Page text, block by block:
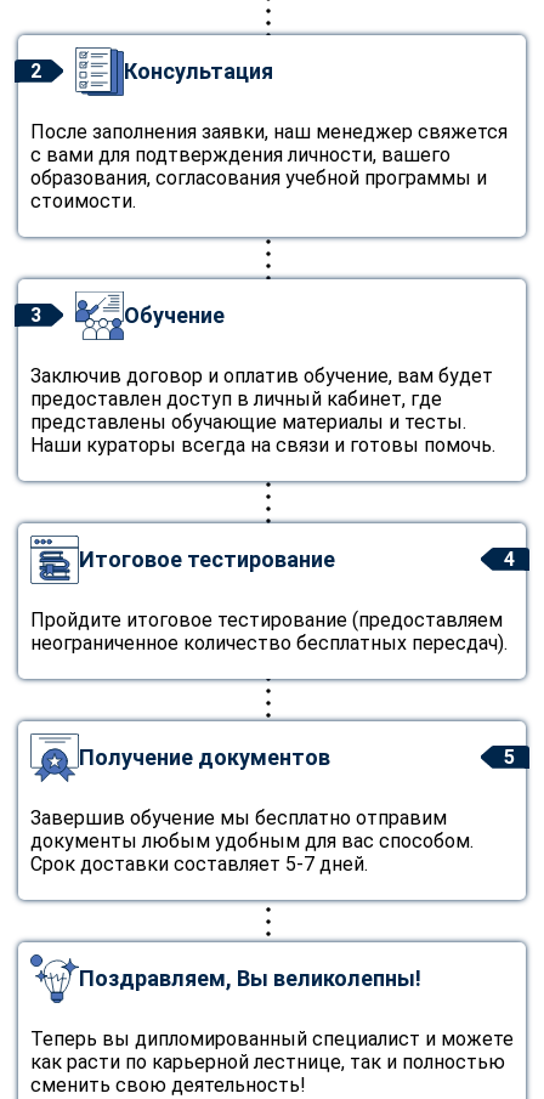
2 Консультация
После заполнения заявки, наш менеджер свяжется
с вами для подтверждения личности, вашего
образования, согласования учебной программы и
стоимости.
3 Обучение
Заключив договор и оплатив обучение, вам будет
предоставлен доступ в личный кабинет, где
представлены обучающие материалы и тесты.
Наши кураторы всегда на связи и готовы помочь.
4
Итоговое тестирование
Пройдите итоговое тестирование (предоставляем
неограниченное количество бесплатных пересдач).
5
Получение документов
Завершив обучение мы бесплатно отправим
документы любым удобным для вас способом.
Срок доставки составляет 5-7 дней.
Поздравляем, Вы великолепны!
Теперь вы дипломированный специалист и можете
как расти по карьерной лестнице, так и полностью
сменить свою деятельность!